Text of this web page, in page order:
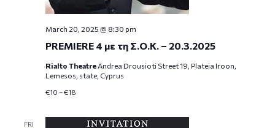
PREMIERE 4 με τη Σ.Ο.Κ. – 20.3.2025
March 20, 2025 @ 8:30 pm
Rialto Theatre Andrea Drousioti Street 19, Plateia Iroon,
Lemesos, state, Cyprus
€10 – €18
FRI